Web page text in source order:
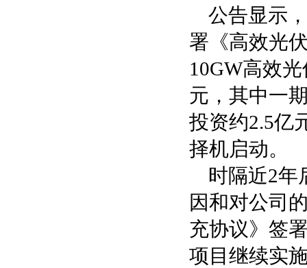
公告显示
署《高效光
10GW高效
元，其中一
投资约2.5亿
择机启动。
时隔近2年
因和对公司
充协议》签
项目继续实